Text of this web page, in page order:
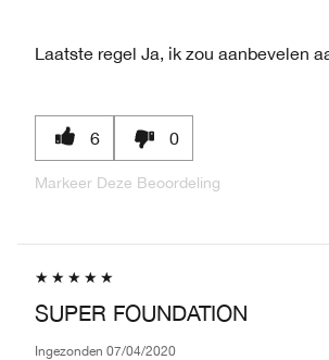
Laatste regel Ja, ik zou aanbevelen
6 0
Markeer Deze Beoordeling
SUPER FOUNDATION
Ingezonden 07/04/2020